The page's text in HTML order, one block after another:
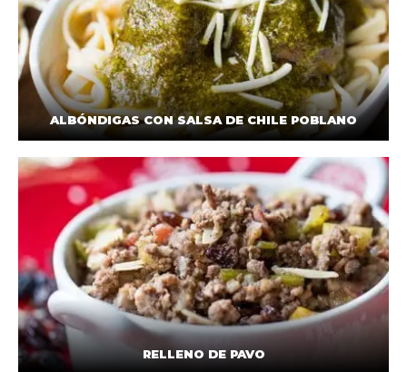
ALBÓNDIGAS CON SALSA DE CHILE POBLANO
RELLENO DE PAVO